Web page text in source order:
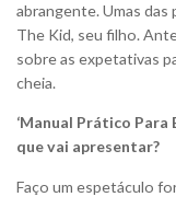
abrangente. Umas das
The Kid, seu filho.
sobre as expetativas
cheia.
‘Manual Prático Para
que vai apresentar?
Faço um espetáculo